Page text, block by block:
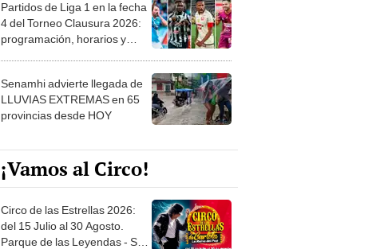
Partidos de Liga 1 en la fecha
4 del Torneo Clausura 2026:
programación, horarios y
Senamhi advierte llegada de
LLUVIAS EXTREMAS en 65
provincias desde HOY
¡Vamos al Circo!
Circo de las Estrellas 2026:
del 15 Julio al 30 Agosto.
Parque de las Leyendas - San